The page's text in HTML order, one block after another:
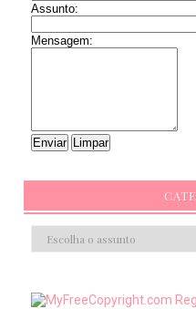
Assunto:
Mensagem: